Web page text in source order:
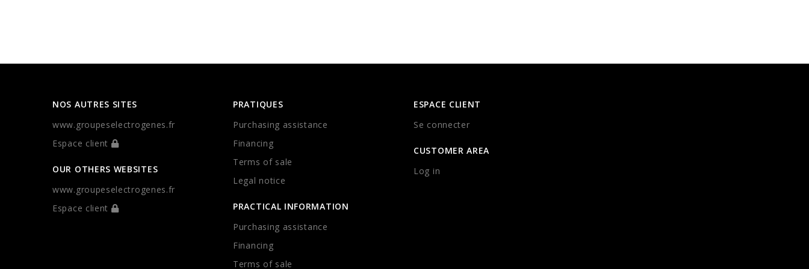
NOS AUTRES SITES
www.groupeselectrogenes.fr
Espace client
OUR OTHERS WEBSITES
www.groupeselectrogenes.fr
Espace client
PRATIQUES
Purchasing assistance
Financing
Terms of sale
Legal notice
PRACTICAL INFORMATION
Purchasing assistance
Financing
Terms of sale
ESPACE CLIENT
Se connecter
CUSTOMER AREA
Log in